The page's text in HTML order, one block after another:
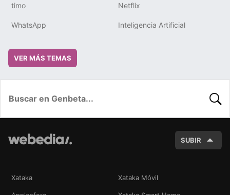
timo Netflix
WhatsApp Inteligencia Artificial
VER MÁS TEMAS
SUBIR
Xataka Xataka Móvil